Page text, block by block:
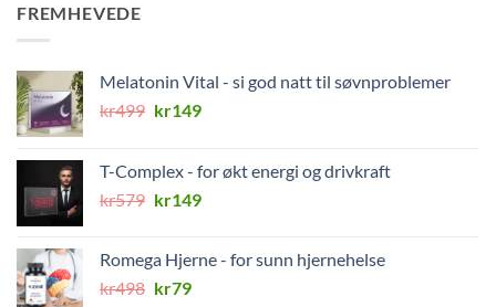
FREMHEVEDE
Melatonin Vital - si god natt til søvnproblemer
kr499 Opprinnelig
kr499.
kr149Nåværende
kr149.
T-Complex - for økt energi og drivkraft
kr579 Opprinnelig
kr579.
kr149Nåværende
kr149.
Romega Hjerne - for sunn hjernehelse
kr498 Opprinnelig
kr79Nåværende